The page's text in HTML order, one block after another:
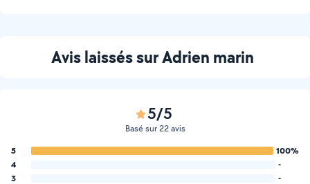
Avis laissés sur Adrien marin
5/5
Basé sur 22 avis
5
100%
4
-
3
-